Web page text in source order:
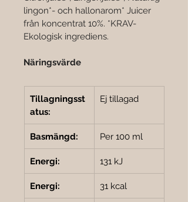
lingon*- och hallonarom* Juicer
från koncentrat 10%. *KRAV-
Ekologisk ingrediens.
Näringsvärde
Tillagningsst
atus:
Ej tillagad
Basmängd: Per 100 ml
Energi: 131 kJ
Energi: 31 kcal